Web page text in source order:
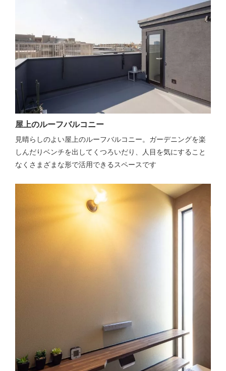
屋上のルーフバルコニー
見晴らしのよい屋上のルーフバルコニー。ガーデニングを楽
しんだりベンチを出してくつろいだり、人目を気にすること
なくさまざまな形で活用できるスペースです